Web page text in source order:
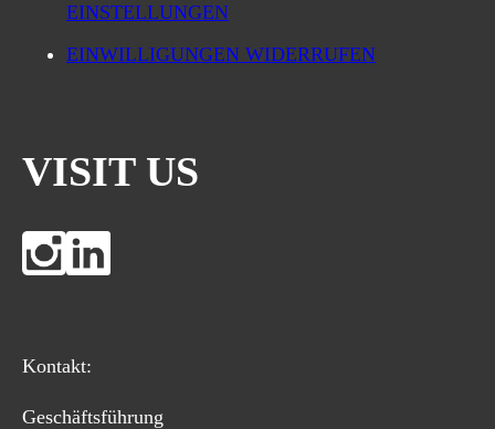
EINSTELLUNGEN
EINWILLIGUNGEN WIDERRUFEN
VISIT US
Kontakt:
Geschäftsführung